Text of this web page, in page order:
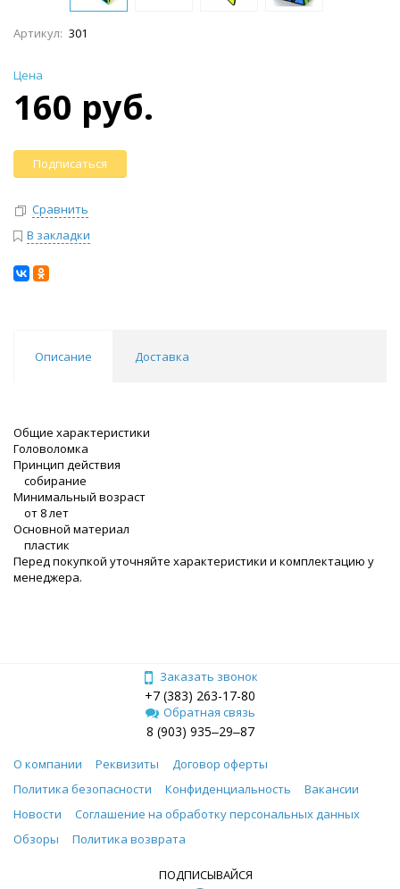
Артикул: 301
Цена
160 руб.
Подписаться
Сравнить
В закладки
Описание Доставка
Общие характеристики
Головоломка
Принцип действия
собирание
Минимальный возраст
от 8 лет
Основной материал
пластик
Перед покупкой уточняйте характеристики и комплектацию у
менеджера.
Заказать звонок
+7 (383) 263-17-80
Обратная связь
8 (903) 935‒29‒87
О компании Реквизиты
Договор оферты
Политика безопасности
Конфиденциальность
Вакансии
Новости
Соглашение на обработку персональных данных
Обзоры
Политика возврата
ПОДПИСЫВАЙСЯ